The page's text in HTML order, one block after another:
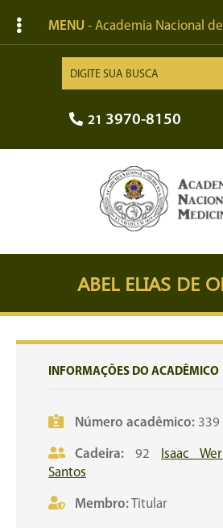
MENU - Academia Nacional
21 3970-8150
ABEL ELIAS DE
INFORMAÇÕES DO ACADÊMICO
Número acadêmico: 339
Cadeira: 92
Isaac
Santos
Membro:Titular